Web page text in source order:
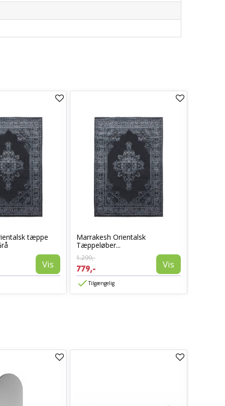
tæppe
Vis
Marrakesh Orientalsk
Tæppeløber...
1.299,-
779,- Vis
Tilgængelig